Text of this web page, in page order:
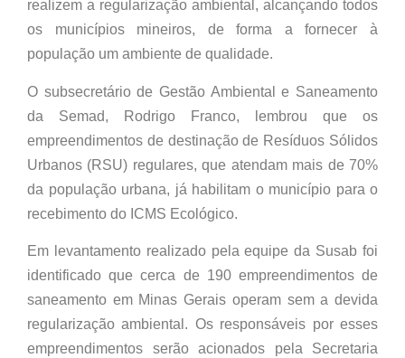
realizem a regularização ambiental, alcançando todos
os municípios mineiros, de forma a fornecer à
população um ambiente de qualidade.
O subsecretário de Gestão Ambiental e Saneamento
da Semad, Rodrigo Franco, lembrou que os
empreendimentos de destinação de Resíduos Sólidos
Urbanos (RSU) regulares, que atendam mais de 70%
da população urbana, já habilitam o município para o
recebimento do ICMS Ecológico.
Em levantamento realizado pela equipe da Susab foi
identificado que cerca de 190 empreendimentos de
saneamento em Minas Gerais operam sem a devida
regularização ambiental. Os responsáveis por esses
empreendimentos serão acionados pela Secretaria